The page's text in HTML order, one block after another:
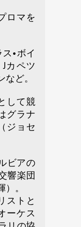
ロマを
•ボイ
カペツ
ど。
して競
グラナ
ジョセ
ビアの
響楽団
。
ストと
ーケス